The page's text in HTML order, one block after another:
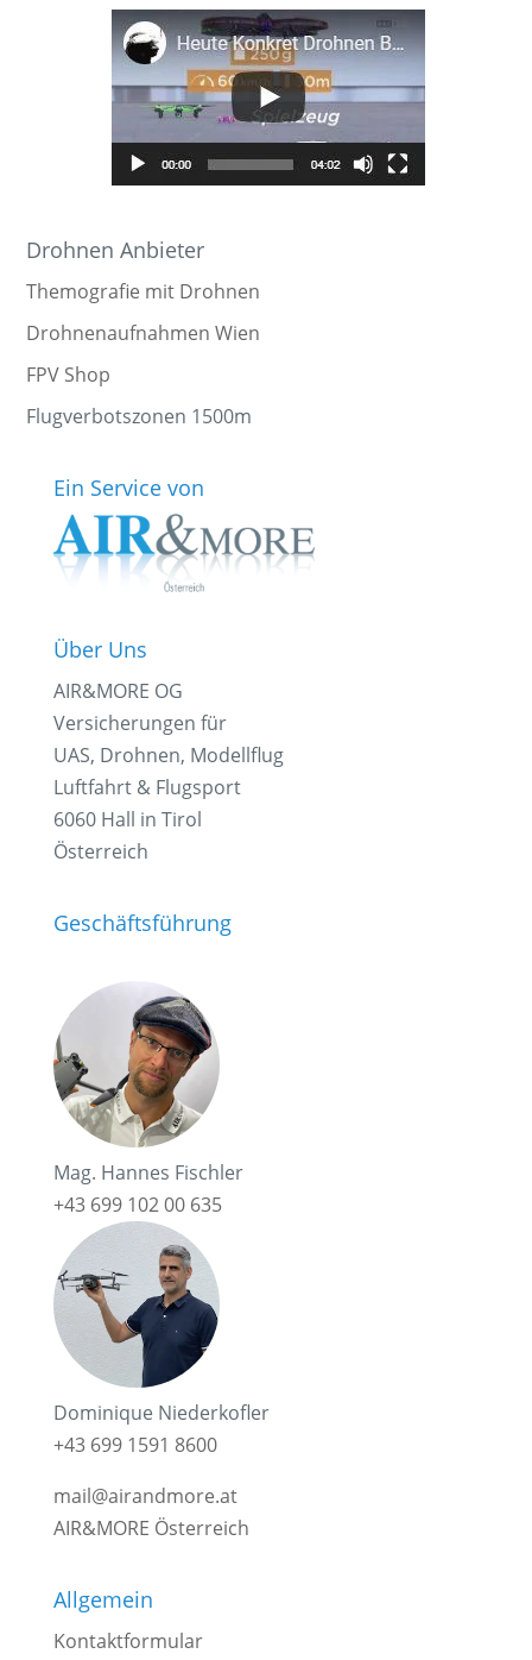
Drohnen Anbieter
Themografie mit Drohnen
Drohnenaufnahmen Wien
FPV Shop
Flugverbotszonen 1500m
Ein Service von
Über Uns
AIR&MORE OG
Versicherungen für
UAS, Drohnen, Modellflug
Luftfahrt & Flugsport
6060 Hall in Tirol
Österreich
Geschäftsführung
Mag. Hannes Fischler
+43 699 102 00 635
Dominique Niederkofler
+43 699 1591 8600
mail@airandmore.at
AIR&MORE Österreich
Allgemein
Kontaktformular